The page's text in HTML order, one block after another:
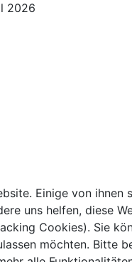
2026
Einige von ihnen
uns helfen, diese
Cookies). Sie
möchten. Bitte